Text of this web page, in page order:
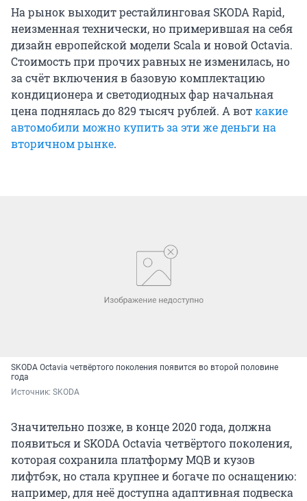
На рынок выходит рестайлинговая SKODA Rapid,
неизменная технически, но примерившая на себя
дизайн европейской модели Scala и новой Octavia.
Стоимость при прочих равных не изменилась, но
за счёт включения в базовую комплектацию
кондиционера и светодиодных фар начальная
цена поднялась до 829 тысяч рублей. А воткакие
автомобили можно купить за эти же деньги на
вторичном рынке.
SKODA Octavia четвёртого поколения появится во второй половине
года
Источник: SKODA
Значительно позже, в конце 2020 года, должна
появиться и SKODA Octavia четвёртого поколения,
которая сохранила платформу MQB и кузов
лифтбэк, но стала крупнее и богаче по оснащению:
например, для неё доступна адаптивная подвеска